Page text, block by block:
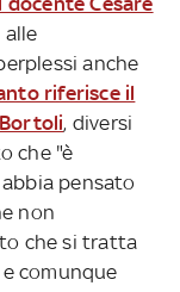
alle
anche
riferisce il
, diversi
che "è
pensato
non
che si tratta
comunque